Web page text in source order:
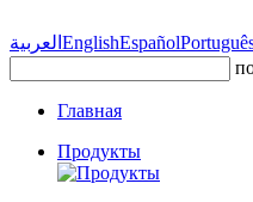
العربية EnglishEspañol
Главная
Продукты